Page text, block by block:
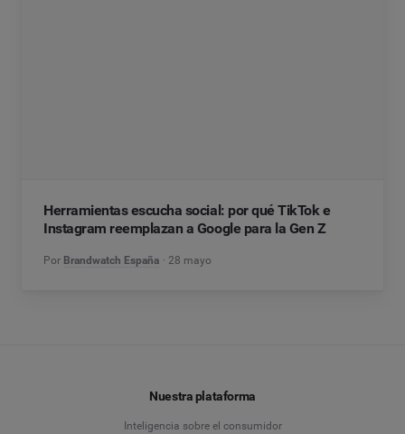
Herramientas escucha social: por qué TikTok e
Instagram reemplazan a Google para la Gen Z
Por Brandwatch España 28 mayo
Nuestra plataforma
Inteligencia sobre el consumidor